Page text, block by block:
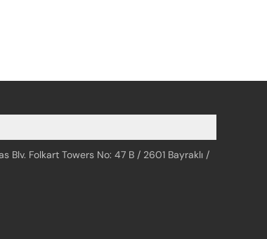
Blv. Folkart Towers No: 47 B / 2601 Bayraklı /